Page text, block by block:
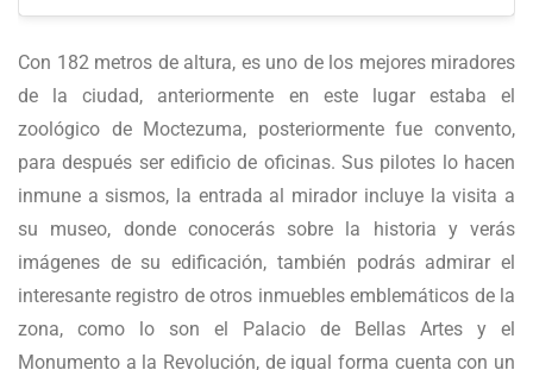
Con 182 metros de altura, es uno de los mejores miradores
de la ciudad, anteriormente en este lugar estaba el
zoológico de Moctezuma, posteriormente fue convento,
para después ser edificio de oficinas. Sus pilotes lo hacen
inmune a sismos, la entrada al mirador incluye la visita a
su museo, donde conocerás sobre la historia y verás
imágenes de su edificación, también podrás admirar el
interesante registro de otros inmuebles emblemáticos de la
zona, como lo son el Palacio de Bellas Artes y el
Monumento a la Revolución, de igual forma cuenta con un